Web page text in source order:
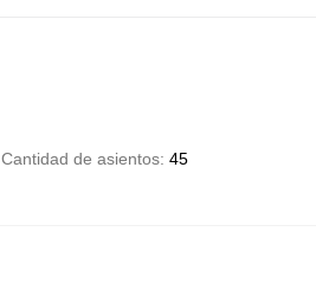
Cantidad de asientos 45